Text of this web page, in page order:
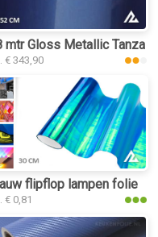
keukenfolie
mtr Gloss Metallic
€ 343,90
flipflop lampen folie
€ 0,81